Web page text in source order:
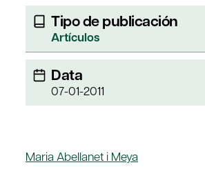
Tipo de publicación
Artículos
Data
07-01-2011
Maria Abellanet i Meya